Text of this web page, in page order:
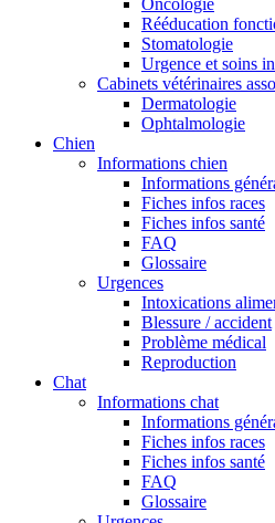
Oncologie
Rééducation
Stomatologie
Urgence et soins
Cabinets vétérinaires
Dermatologie
Ophtalmologie
Chien
Informations chien
Informations
Fiches infos races
Fiches infos santé
FAQ
Glossaire
Urgences
Intoxications
Blessure / accident
Problème médical
Reproduction
Chat
Informations chat
Informations
Fiches infos races
Fiches infos santé
FAQ
Glossaire